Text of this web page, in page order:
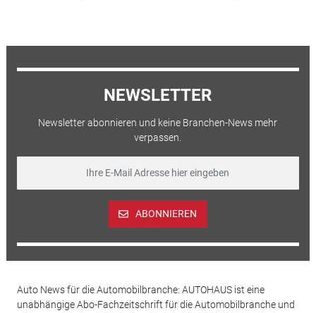
NEWSLETTER
Newsletter abonnieren und keine Branchen-News mehr
verpassen.
ABONNIEREN
Auto News für die Automobilbranche: AUTOHAUS ist eine
unabhängige Abo-Fachzeitschrift für die Automobilbranche und